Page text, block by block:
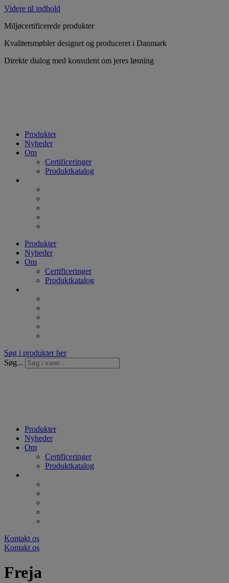
Videre til indhold
Miljøcertificerede produkter
Kvalitetsmøbler designet og produceret i Danmark
Direkte dialog med konsulent om jeres løsning
Produkter
Nyheder
Om
Certificeringer
Produktkatalog
Produkter
Nyheder
Om
Certificeringer
Produktkatalog
Søg i produkter her
Søg...
Produkter
Nyheder
Om
Certificeringer
Produktkatalog
Kontakt os
Kontakt os
Freja